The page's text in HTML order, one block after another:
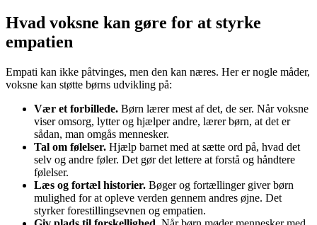
Hvad voksne kan gøre for at styrke
empatien
Empati kan ikke påtvinges, men den kan næres. Her er nogle måder,
voksne kan støtte børns udvikling på:
Vær et forbillede. Børn lærer mest af det, de ser. Når voksne
viser omsorg, lytter og hjælper andre, lærer børn, at det er
sådan, man omgås mennesker.
Tal om følelser. Hjælp barnet med at sætte ord på, hvad det
selv og andre føler. Det gør det lettere at forstå og håndtere
følelser.
Læs og fortæl historier. Bøger og fortællinger giver børn
mulighed for at opleve verden gennem andres øjne. Det
styrker forestillingsevnen og empatien.